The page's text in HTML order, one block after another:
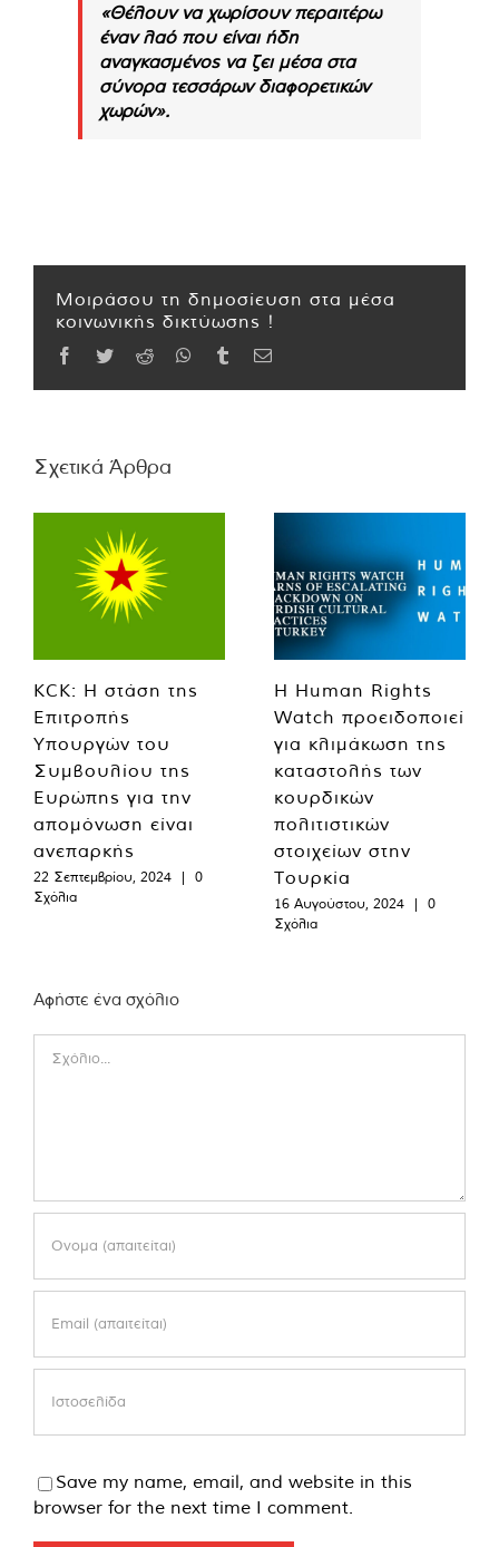
«Θέλουν να χωρίσουν περαιτέρω
έναν λαό που είναι ήδη
αναγκασμένος να ζει μέσα στα
σύνορα τεσσάρων διαφορετικών
χωρών».
Μοιράσου τη δημοσίευση στα μέσα
κοινωνικής δικτύωσης !
Facebook
TwitterReddit WhatsApp
TumblrEmail
Σχετικά Άρθρα
KCK: Η στάση της
Επιτροπής
Υπουργών του
Συμβουλίου της
Ευρώπης για την
απομόνωση είναι
ανεπαρκής
22 Σεπτεμβρίου, 2024 |
0
Σχόλια
Η Human Rights
Watch προειδοποιεί
για κλιμάκωση της
καταστολής των
κουρδικών
πολιτιστικών
στοιχείων στην
Τουρκία
16 Αυγούστου, 2024 |
0
Σχόλια
Αφήστε ένα σχόλιο
Save my name, email, and website in this
browser for the next time I comment.